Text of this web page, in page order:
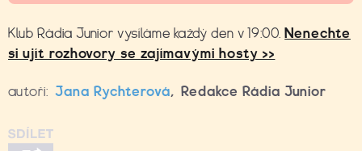
Klub Rádia Junior vysíláme každý den v 19:00.Nenechte
si ujít rozhovory se zajímavými hosty >>
autoři: Jana Rychterová, Redakce Rádia Junior